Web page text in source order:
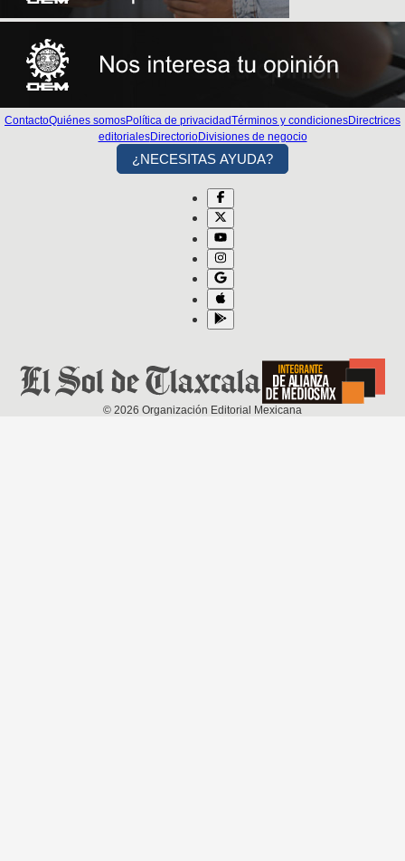
ContactoQuiénes somosPolítica de privacidadTérminos y condicionesDirectrices
editorialesDirectorioDivisiones de negocio
¿NECESITAS AYUDA?
© 2026 Organización Editorial Mexicana